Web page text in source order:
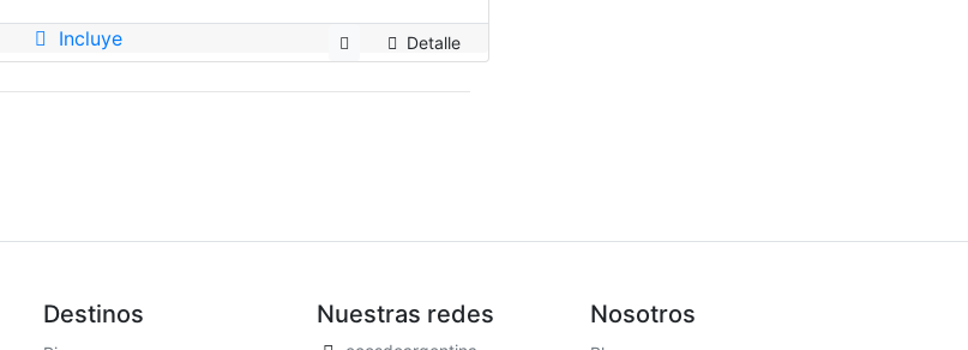
Incluye Detalle
Destinos Nuestras redes Nosotros